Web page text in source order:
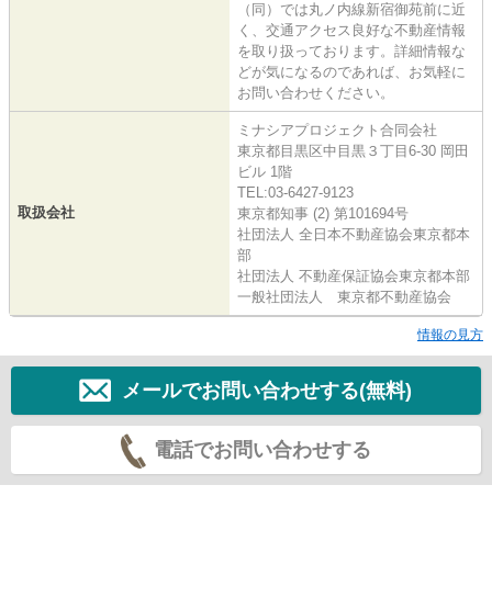
（同）では丸ノ内線新宿御苑前に近
く、交通アクセス良好な不動産情報
を取り扱っております。詳細情報な
どが気になるのであれば、お気軽に
お問い合わせください。
取扱会社
ミナシアプロジェクト合同会社
東京都目黒区中目黒３丁目6-30 岡田
ビル 1階
TEL:03-6427-9123
東京都知事 (2) 第101694号
社団法人 全日本不動産協会東京都本
部
社団法人 不動産保証協会東京都本部
一般社団法人 東京都不動産協会
情報の見方
メールでお問い合わせする(無料)
電話でお問い合わせする